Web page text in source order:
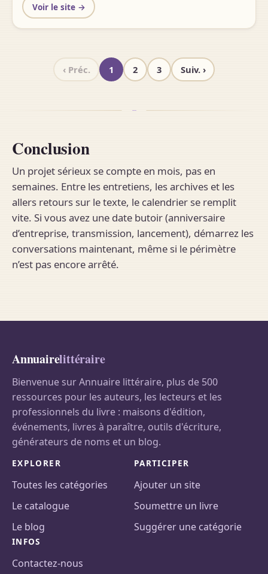
Voir le site →
‹ Préc. 1 2 3 Suiv. ›
Conclusion
Un projet sérieux se compte en mois, pas en
semaines. Entre les entretiens, les archives et les
allers retours sur le texte, le calendrier se remplit
vite. Si vous avez une date butoir (anniversaire
d’entreprise, transmission, lancement), démarrez les
conversations maintenant, même si le périmètre
n’est pas encore arrêté.
Annuairelittéraire
Bienvenue sur Annuaire littéraire, plus de 500
ressources pour les auteurs, les lecteurs et les
professionnels du livre : maisons d'édition,
événements, livres à paraître, outils d'écriture,
générateurs de noms et un blog.
EXPLORER
Toutes les catégories
Le catalogue
Le blog
PARTICIPER
Ajouter un site
Soumettre un livre
Suggérer une catégorie
INFOS
Contactez-nous